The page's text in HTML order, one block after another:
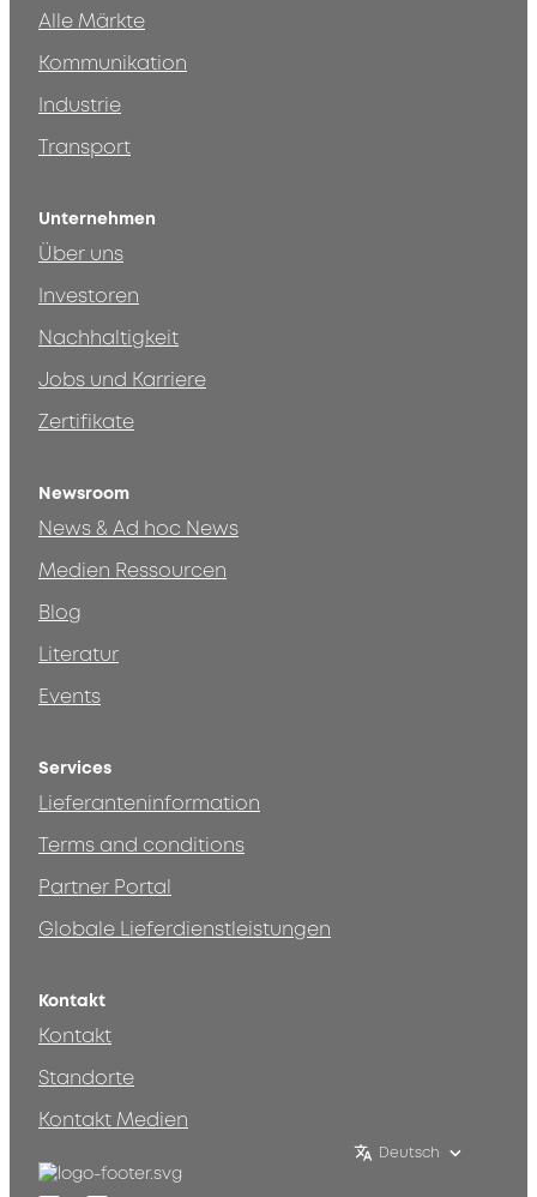
Alle Märkte
Kommunikation
Industrie
Transport
Unternehmen
Über uns
Investoren
Nachhaltigkeit
Jobs und Karriere
Zertifikate
Newsroom
News & Ad hoc News
Medien Ressourcen
Blog
Literatur
Events
Services
Lieferanteninformation
Terms and conditions
Partner Portal
Globale Lieferdienstleistungen
Kontakt
Kontakt
Standorte
Kontakt Medien
Deutsch